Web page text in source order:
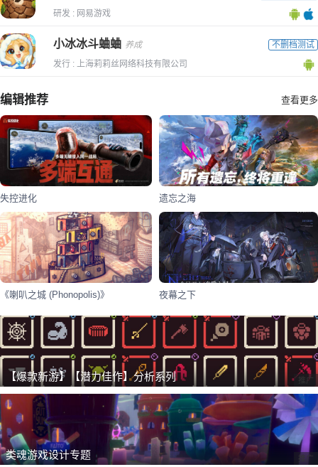
研发 : 网易游戏
小冰冰斗蛐蛐 养成
不删档测试
发行 : 上海莉莉丝网络科技有限公司
编辑推荐 查看更多
失控进化 遗忘之海
《喇叭之城 (Phonopolis)》 夜幕之下
【爆款新游】【潜力佳作】分析系列 推广
类魂游戏设计专题 推广